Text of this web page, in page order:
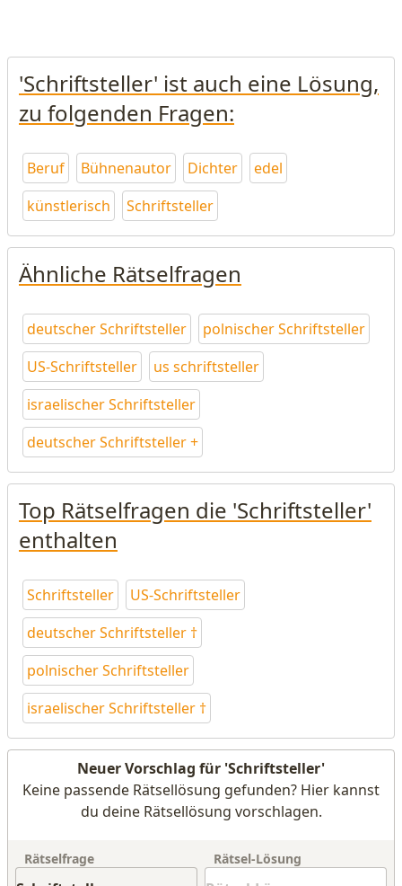
'Schriftsteller' ist auch eine Lösung,
zu folgenden Fragen:
Beruf Bühnenautor Dichter
edel
künstlerisch
Schriftsteller
Ähnliche Rätselfragen
deutscher Schriftsteller
polnischer Schriftsteller
US-Schriftsteller
us schriftsteller
israelischer Schriftsteller
deutscher Schriftsteller +
Top Rätselfragen die 'Schriftsteller'
enthalten
Schriftsteller
US-Schriftsteller
deutscher Schriftsteller †
polnischer Schriftsteller
israelischer Schriftsteller †
Neuer Vorschlag für 'Schriftsteller'
Keine passende Rätsellösung gefunden? Hier kannst
du deine Rätsellösung vorschlagen.
Rätselfrage Rätsel-Lösung